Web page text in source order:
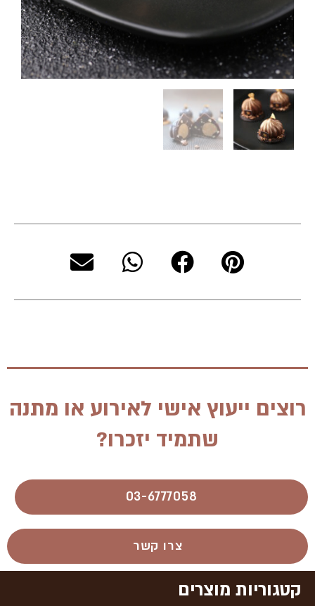
רוצים ייעוץ אישי לאירוע או מתנה
שתמיד יזכרו?
03-6777058​
צרו קשר
קטגוריות מוצרים